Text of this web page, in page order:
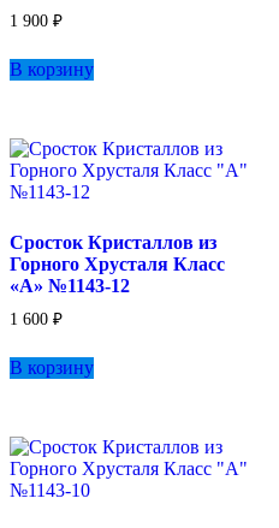
1 900 ₽
В корзину
Сросток Кристаллов из
Горного Хрусталя Класс
«А» №1143-12
1 600 ₽
В корзину